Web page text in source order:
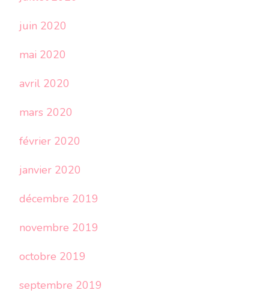
juin 2020
mai 2020
avril 2020
mars 2020
février 2020
janvier 2020
décembre 2019
novembre 2019
octobre 2019
septembre 2019